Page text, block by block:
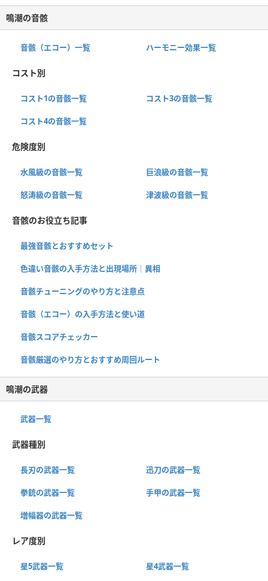
鳴潮の音骸
音骸（エコー）一覧 ハーモニー効果一覧
コスト別
コスト1の音骸一覧 コスト3の音骸一覧
コスト4の音骸一覧
危険度別
水風級の音骸一覧 巨浪級の音骸一覧
怒涛級の音骸一覧 津波級の音骸一覧
音骸のお役立ち記事
最強音骸とおすすめセット
色違い音骸の入手方法と出現場所｜異相
音骸チューニングのやり方と注意点
音骸（エコー）の入手方法と使い道
音骸スコアチェッカー
音骸厳選のやり方とおすすめ周回ルート
鳴潮の武器
武器一覧
武器種別
長刃の武器一覧 迅刀の武器一覧
拳銃の武器一覧 手甲の武器一覧
増幅器の武器一覧
レア度別
星5武器一覧 星4武器一覧